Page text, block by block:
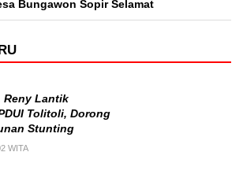
Bungawon Sopir Selamat
Reny Lantik
Tolitoli, Dorong
Stunting
WITA